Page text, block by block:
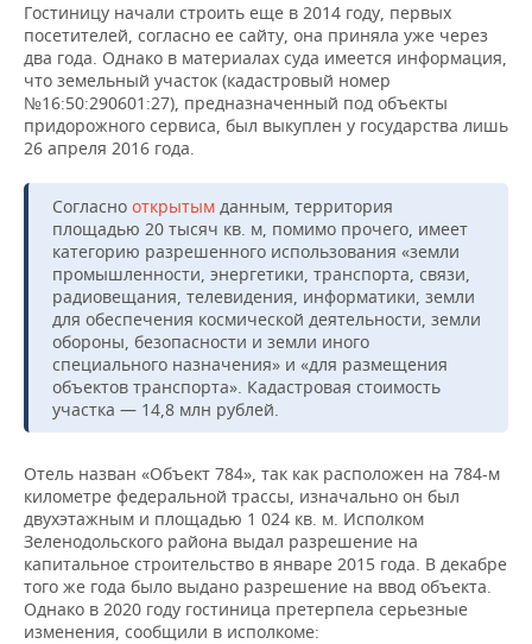
Гостиницу начали строить еще в 2014 году, первых
посетителей, согласно ее сайту, она приняла уже через
два года. Однако в материалах суда имеется информация,
что земельный участок (кадастровый номер
№16:50:290601:27), предназначенный под объекты
придорожного сервиса, был выкуплен у государства лишь
26 апреля 2016 года.
Согласно открытым данным, территория
площадью 20 тысяч кв. м, помимо прочего, имеет
категорию разрешенного использования «земли
промышленности, энергетики, транспорта, связи,
радиовещания, телевидения, информатики, земли
для обеспечения космической деятельности, земли
обороны, безопасности и земли иного
специального назначения» и «для размещения
объектов транспорта». Кадастровая стоимость
участка — 14,8 млн рублей.
Отель назван «Объект 784», так как расположен на 784-м
километре федеральной трассы, изначально он был
двухэтажным и площадью 1 024 кв. м. Исполком
Зеленодольского района выдал разрешение на
капитальное строительство в январе 2015 года. В декабре
того же года было выдано разрешение на ввод объекта.
Однако в 2020 году гостиница претерпела серьезные
изменения, сообщили в исполкоме: